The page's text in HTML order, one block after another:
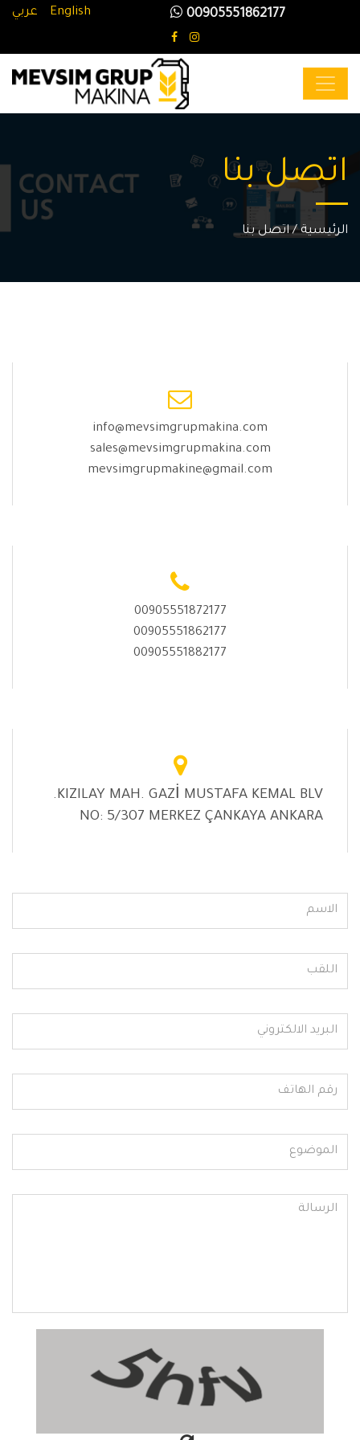
عربي English 00905551862177
اتصل بنا
الرئيسية/اتصل بنا
info@mevsimgrupmakina.com
sales@mevsimgrupmakina.com
mevsimgrupmakine@gmail.com
00905551872177
00905551862177
00905551882177
KIZILAY MAH. GAZİ MUSTAFA KEMAL BLV.
NO: 5/307 MERKEZ ÇANKAYA ANKARA